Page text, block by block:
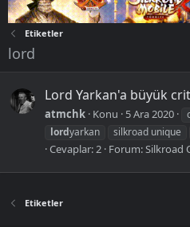
Etiketler
lord
Lord Yarkan'a büyük
atmchk Konu 5 Ara 2020
lordyarkan silkroad unique
Cevaplar: 2 Forum:Silkroad
Etiketler